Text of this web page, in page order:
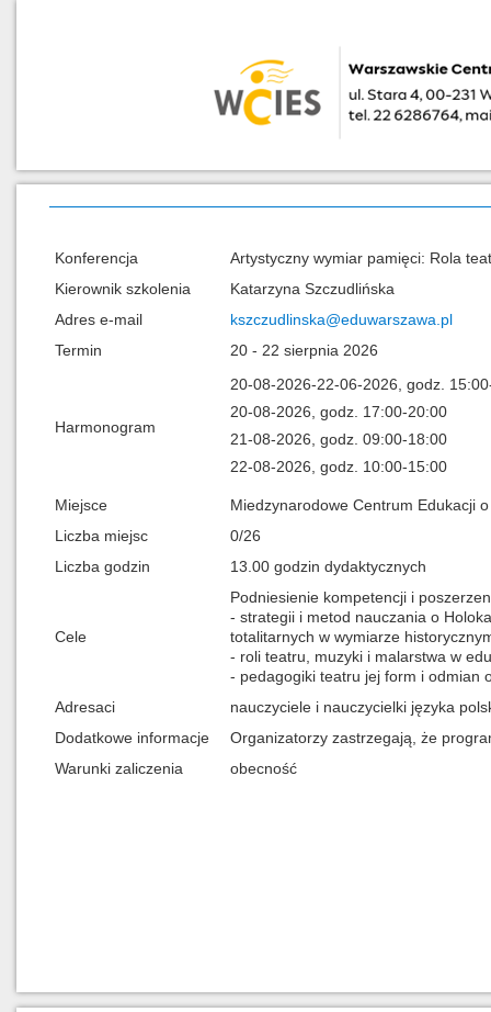
Konferencja
Artystyczny wymiar pamięci: Rola
Kierownik szkolenia
Katarzyna Szczudlińska
Adres e-mail
kszczudlinska@eduwarszawa.pl
Termin
20 - 22 sierpnia 2026
Harmonogram
20-08-2026-22-06-2026, godz.
20-08-2026, godz. 17:00-20:00
21-08-2026, godz. 09:00-18:00
22-08-2026, godz. 10:00-15:00
Miejsce
Miedzynarodowe Centrum Edukacji
Liczba miejsc
0/26
Liczba godzin
13.00 godzin dydaktycznych
Cele
Podniesienie kompetencji i
- strategii i metod nauczania o
totalitarnych w wymiarze
- roli teatru, muzyki i malarstwa w
- pedagogiki teatru jej form i odmian
Adresaci
nauczyciele i nauczycielki języka
Dodatkowe informacje
Organizatorzy zastrzegają, że
Warunki zaliczenia
obecność